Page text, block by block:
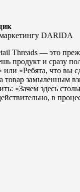
DARIDA
Threads — это
продукт и сразу
или «Ребята, что вы
товар замыленным
«Зачем здесь
в